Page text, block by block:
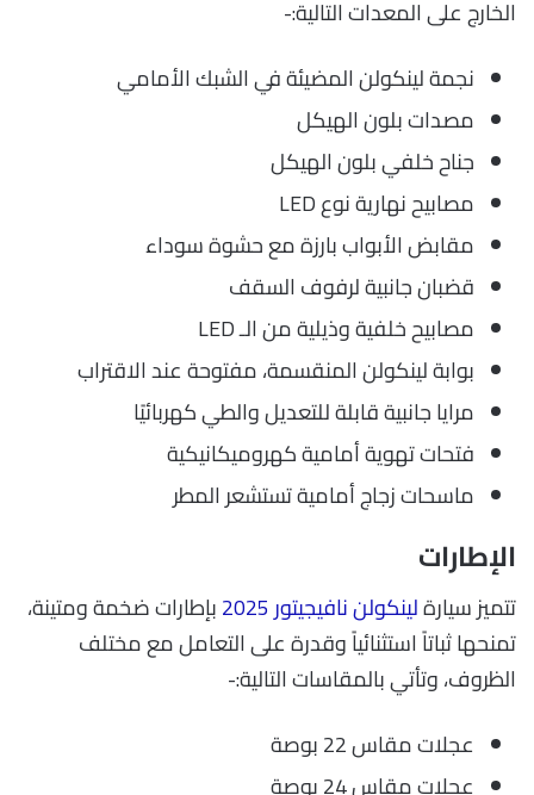
الخارج على المعدات التالية:-
نجمة لينكولن المضيئة في الشبك الأمامي
مصدات بلون الهيكل
جناح خلفي بلون الهيكل
مصابيح نهارية نوع LED
مقابض الأبواب بارزة مع حشوة سوداء
قضبان جانبية لرفوف السقف
مصابيح خلفية وذيلية من الـ LED
بوابة لينكولن المنقسمة، مفتوحة عند الاقتراب
مرايا جانبية قابلة للتعديل والطي كهربائيًا
فتحات تهوية أمامية كهروميكانيكية
ماسحات زجاج أمامية تستشعر المطر
الإطارات
تتميز سيارةلينكولن نافيجيتور 2025
بإطارات ضخمة ومتينة،
تمنحها ثباتاً استثنائياً وقدرة على التعامل مع مختلف
الظروف، وتأتي بالمقاسات التالية:-
عجلات مقاس 22 بوصة
عجلات مقاس 24 بوصة